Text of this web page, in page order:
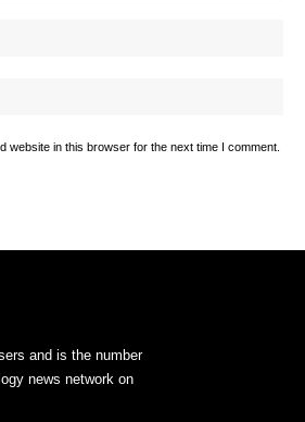
website in this browser for the next time I comment.
and is the number
news network on